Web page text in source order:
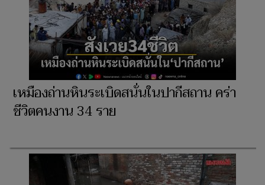
เหมืองถ่านหินระเบิดสนั่นในปากีสถาน คร่า
ชีวิตคนงาน 34 ราย